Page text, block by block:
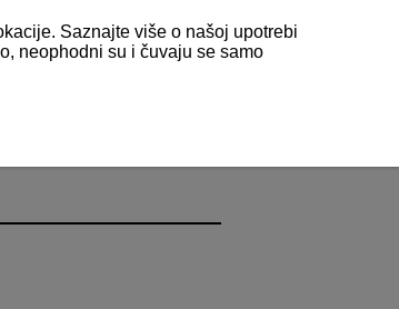
Saznajte više o našoj upotrebi
neophodni su i čuvaju se samo